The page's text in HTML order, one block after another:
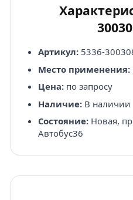
Артикул:5336-
Место применения:
Цена:по запросу
Наличие:В наличии
Состояние:Новая,
Автобус36